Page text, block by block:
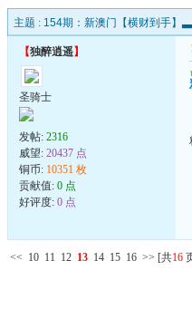
主题 : 154期：新澳门【横财到手
【独醉逍遥】
圣骑士
发帖: 2316
威望: 20437 点
铜币: 10351 枚
贡献值: 0 点
好评度: 0 点
<< 10 11 12 13 14 15 16 >> [共16